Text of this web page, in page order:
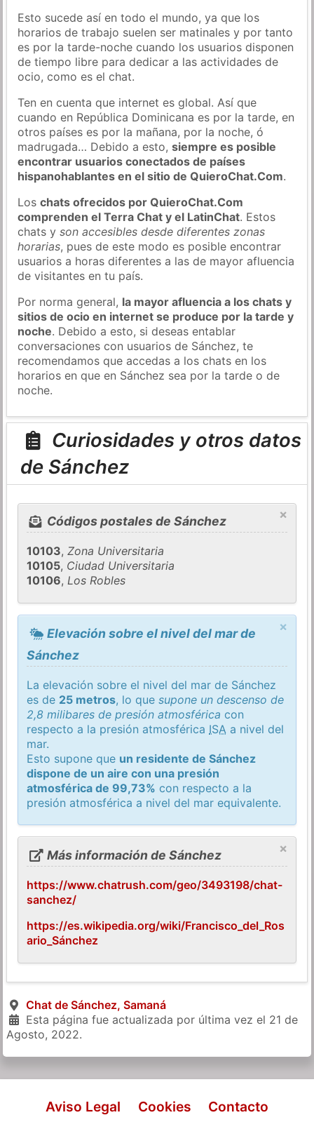
Esto sucede así en todo el mundo, ya que los
horarios de trabajo suelen ser matinales y por tanto
es por la tarde-noche cuando los usuarios disponen
de tiempo libre para dedicar a las actividades de
ocio, como es el chat.
Ten en cuenta que internet es global. Así que
cuando en República Dominicana es por la tarde, en
otros países es por la mañana, por la noche, ó
madrugada… Debido a esto,siempre es posible
encontrar usuarios conectados de países
hispanohablantes en el sitio de QuieroChat.Com.
Loschats ofrecidos por QuieroChat.Com
comprenden el Terra Chat y el LatinChat. Estos
chats yson accesibles desde diferentes zonas
horarias, pues de este modo es posible encontrar
usuarios a horas diferentes a las de mayor afluencia
de visitantes en tu país.
Por norma general, la mayor afluencia a los chats y
sitios de ocio en internet se produce por la tarde y
noche. Debido a esto, si deseas entablar
conversaciones con usuarios de Sánchez, te
recomendamos que accedas a los chats en los
horarios en que en Sánchez sea por la tarde o de
noche.
Curiosidades y otros datos
de Sánchez
×
Códigos postales de Sánchez
10103,Zona Universitaria
10105, Ciudad Universitaria
10106,Los Robles
×
Elevación sobre el nivel del mar de
Sánchez
La elevación sobre el nivel del mar de Sánchez
es de 25 metros, lo quesupone un descenso de
2,8 milibares de presión atmosférica con
respecto a la presión atmosférica ISA a nivel del
mar.
Esto supone que un residente de Sánchez
dispone de un aire con una presión
atmosférica de 99,73% con respecto a la
presión atmosférica a nivel del mar equivalente.
×
Más información de Sánchez
https://www.chatrush.com/geo/3493198/chat-
sanchez/
https://es.wikipedia.org/wiki/Francisco_del_Ros
ario_Sánchez
Chat de Sánchez, Samaná
Esta página fue actualizada por última vez el 21 de
Agosto, 2022.
Aviso Legal Cookies Contacto